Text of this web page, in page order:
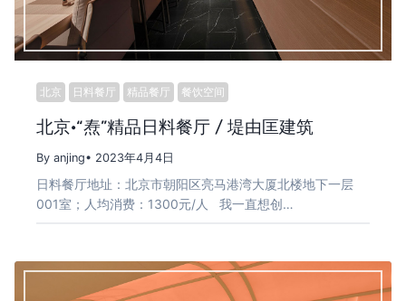
北京 日料餐厅 精品餐厅 餐饮空间
北京·“焘”精品日料餐厅 / 堤由匡建筑
By anjing• 2023年4月4日
日料餐厅地址：北京市朝阳区亮马港湾大厦北楼地下一层
001室；人均消费：1300元/人 我一直想创…